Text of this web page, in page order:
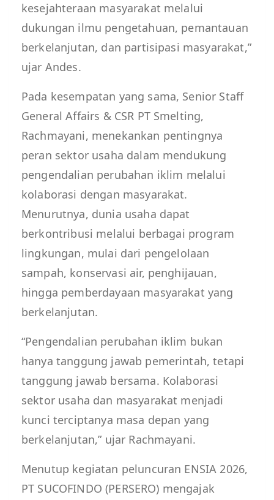
kesejahteraan masyarakat melalui
dukungan ilmu pengetahuan, pemantauan
berkelanjutan, dan partisipasi masyarakat,”
ujar Andes.
Pada kesempatan yang sama, Senior Staff
General Affairs & CSR PT Smelting,
Rachmayani, menekankan pentingnya
peran sektor usaha dalam mendukung
pengendalian perubahan iklim melalui
kolaborasi dengan masyarakat.
Menurutnya, dunia usaha dapat
berkontribusi melalui berbagai program
lingkungan, mulai dari pengelolaan
sampah, konservasi air, penghijauan,
hingga pemberdayaan masyarakat yang
berkelanjutan.
“Pengendalian perubahan iklim bukan
hanya tanggung jawab pemerintah, tetapi
tanggung jawab bersama. Kolaborasi
sektor usaha dan masyarakat menjadi
kunci terciptanya masa depan yang
berkelanjutan,” ujar Rachmayani.
Menutup kegiatan peluncuran ENSIA 2026,
PT SUCOFINDO (PERSERO) mengajak